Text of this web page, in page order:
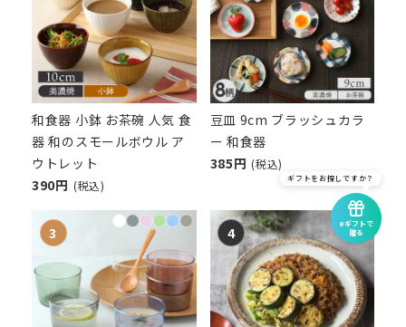
和食器 小鉢 お茶碗 人気 食
器 和のスモールボウル ア
ウトレット
390円 (税込)
豆皿 9cm ブラッシュカラ
ー 和食器
385円 (税込)
eギフトで
贈る
ギフトをお探しですか？